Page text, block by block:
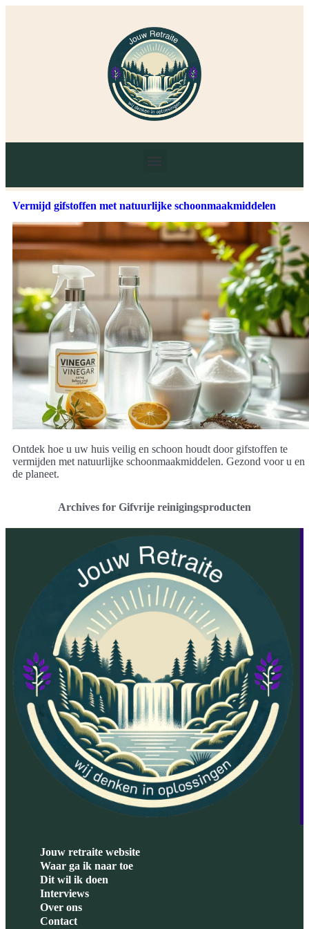
Vermijd gifstoffen met natuurlijke schoonmaakmiddelen
Ontdek hoe u uw huis veilig en schoon houdt door gifstoffen te
vermijden met natuurlijke schoonmaakmiddelen. Gezond voor u en
de planeet.
Archives for Gifvrije reinigingsproducten
Jouw retraite website
Waar ga ik naar toe
Dit wil ik doen
Interviews
Over ons
Contact